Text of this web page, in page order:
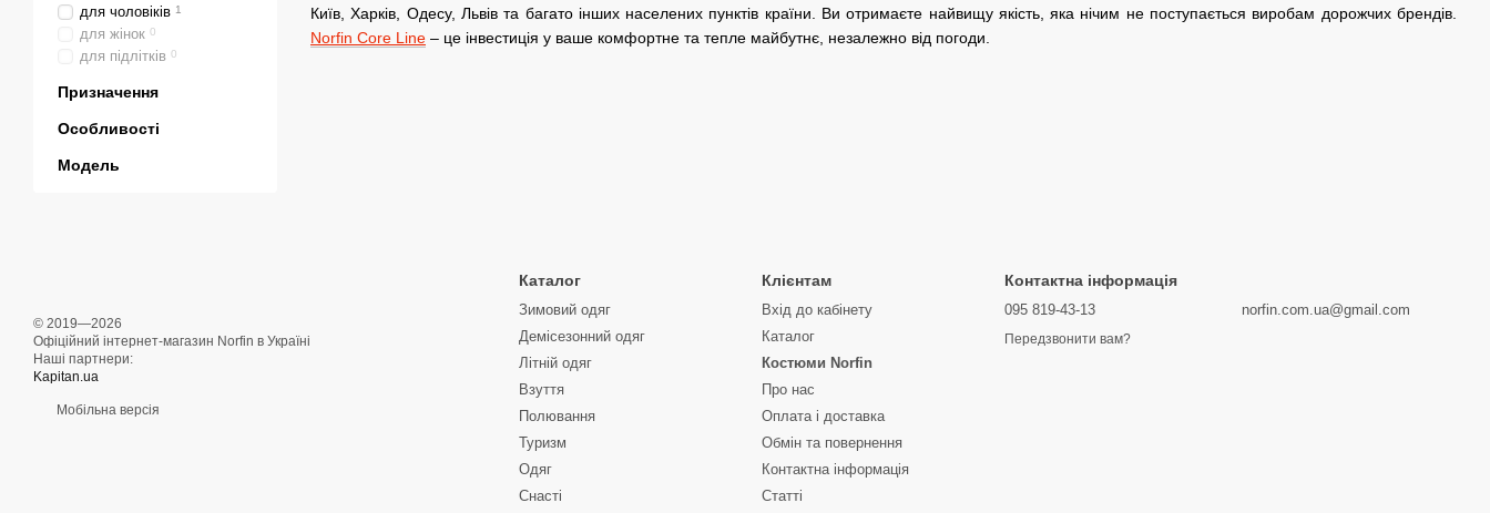
Київ, Харків, Одесу, Львів та багато інших населених пунктів країни. Ви отримаєте найвищу якість, яка нічим не поступається виробам дорожчих брендів.
Norfin Core Line – це інвестиція у ваше комфортне та тепле майбутнє, незалежно від погоди.
для чоловіків 1
для жінок 0
для підлітків 0
Призначення
Особливості
Модель
© 2019—2026
Офіційний інтернет-магазин Norfin в Україні
Наші партнери:
Kapitan.ua
Мобільна версія
Каталог
Зимовий одяг
Демісезонний одяг
Літній одяг
Взуття
Полювання
Туризм
Одяг
Снасті
Клієнтам
Вхід до кабінету
Каталог
Костюми Norfin
Про нас
Оплата і доставка
Обмін та повернення
Контактна інформація
Статті
Контактна інформація
095 819-43-13
Передзвонити вам?
norfin.com.ua@gmail.com